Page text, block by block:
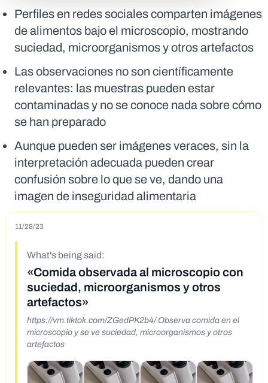
Perfiles en redes sociales comparten imágenes
de alimentos bajo el microscopio, mostrando
suciedad, microorganismos y otros artefactos
Las observaciones no son científicamente
relevantes: las muestras pueden estar
contaminadas y no se conoce nada sobre cómo
se han preparado
Aunque pueden ser imágenes veraces, sin la
interpretación adecuada pueden crear
confusión sobre lo que se ve, dando una
imagen de inseguridad alimentaria
11/28/23
What's being said:
«Comida observada al microscopio con
suciedad, microorganismos y otros
artefactos»
https://vm.tiktok.com/ZGedPK2b4/ Observa comida en el
microscopio y se ve suciedad, microorganismos y otros
artefactos